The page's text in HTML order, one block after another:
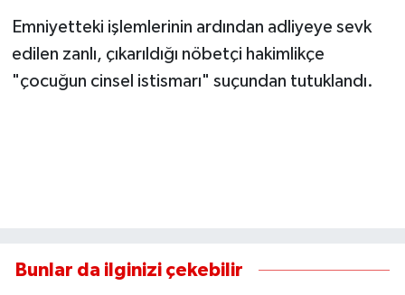
Emniyetteki işlemlerinin ardından adliyeye sevk
edilen zanlı, çıkarıldığı nöbetçi hakimlikçe
"çocuğun cinsel istismarı" suçundan tutuklandı.
Bunlar da ilginizi çekebilir